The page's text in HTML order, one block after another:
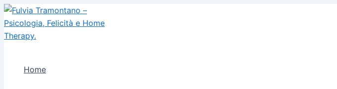
Vai
al
contenuto
Home